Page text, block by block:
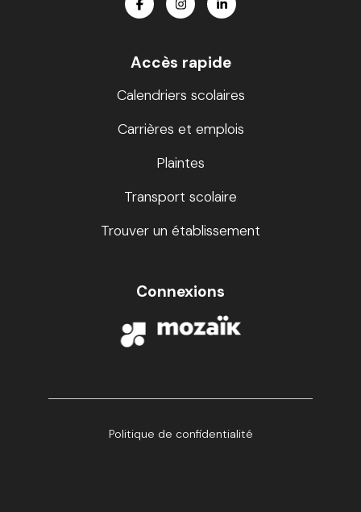
Accès rapide
Calendriers scolaires
Carrières et emplois
Plaintes
Transport scolaire
Trouver un établissement
Connexions
Politique de confidentialité